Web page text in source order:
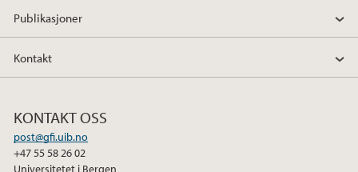
Publikasjoner
Kontakt
KONTAKT OSS
post@gfi.uib.no
+47 55 58 26 02
Universitetet i Bergen